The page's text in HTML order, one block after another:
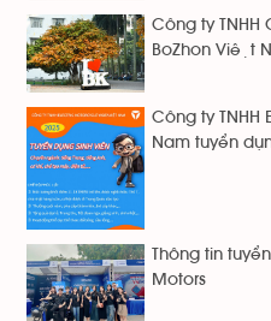
Công ty
BoZhon Việt
Công ty TNHH
Nam tuyển
Thông tin
Motors